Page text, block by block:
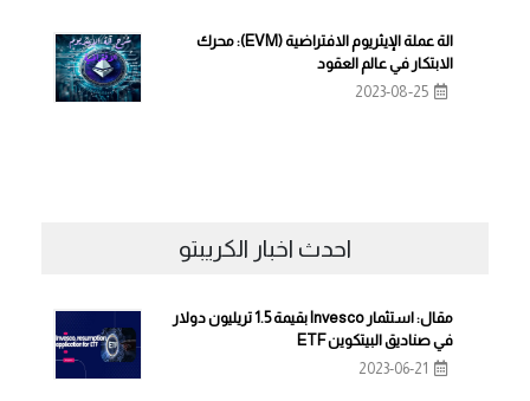
الة عملة الإيثريوم الافتراضية (EVM): محرك
الابتكار في عالم العقود
2023-08-25
احدث اخبار الكريبتو
مقال: استثمار Invesco بقيمة 1.5 تريليون دولار
في صناديق البيتكوين ETF
2023-06-21